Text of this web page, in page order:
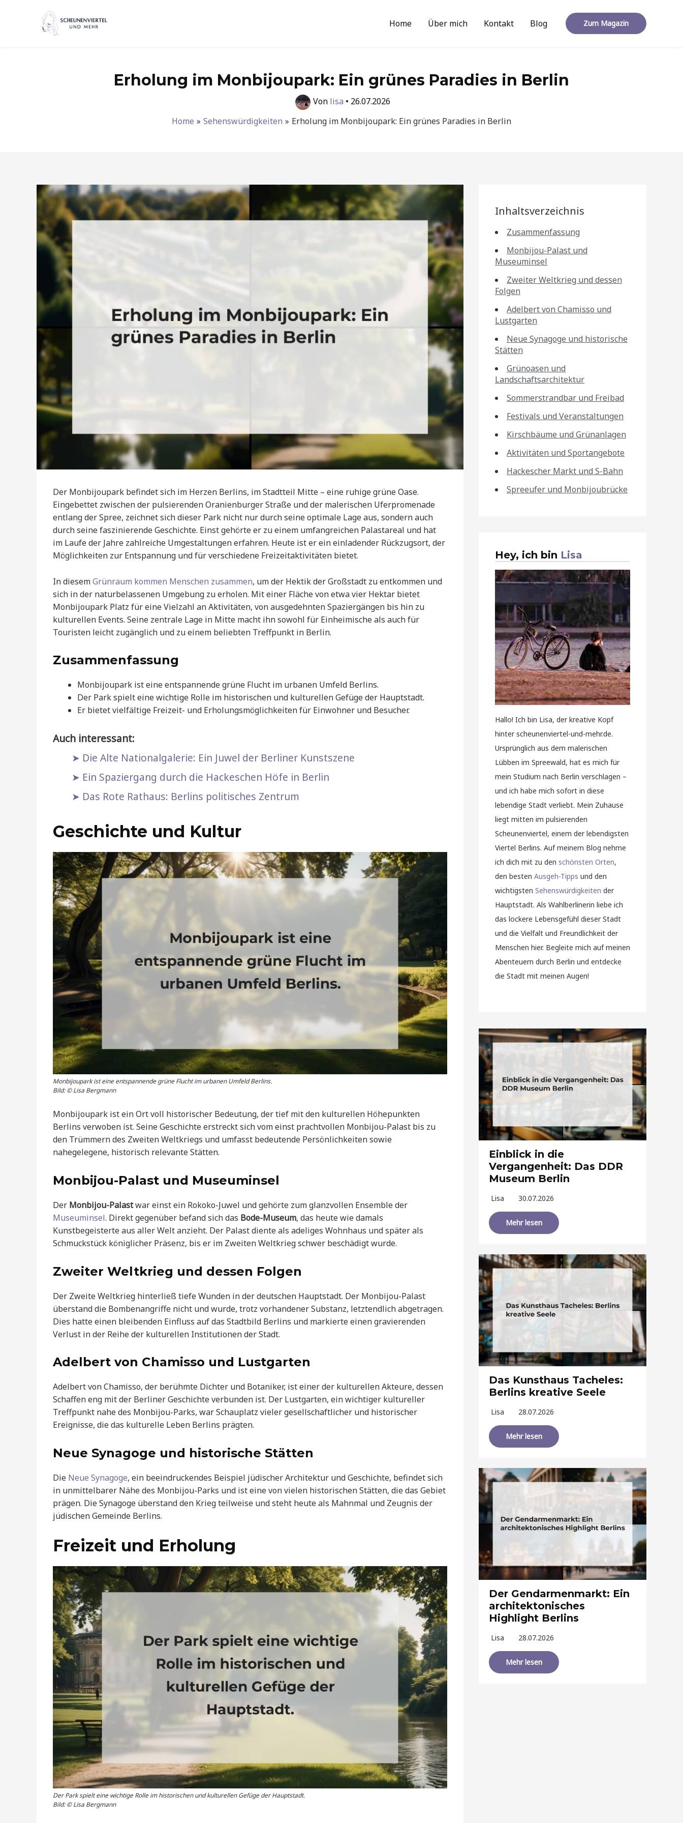
Home Über mich Kontakt Blog Zum Magazin
Erholung im Monbijoupark: Ein grünes Paradies in Berlin
Von lisa • 26.07.2026
Home
Sehenswürdigkeiten Erholung im Monbijoupark: Ein grünes Paradies in Berlin
Der Monbijoupark befindet sich im Herzen Berlins, im Stadtteil Mitte – eine ruhige grüne Oase.
Eingebettet zwischen der pulsierenden Oranienburger Straße und der malerischen Uferpromenade
entlang der Spree, zeichnet sich dieser Park nicht nur durch seine optimale Lage aus, sondern auch
durch seine faszinierende Geschichte. Einst gehörte er zu einem umfangreichen Palastareal und hat
im Laufe der Jahre zahlreiche Umgestaltungen erfahren. Heute ist er ein einladender Rückzugsort, der
Möglichkeiten zur Entspannung und für verschiedene Freizeitaktivitäten bietet.
In diesemGrünraum kommen Menschen zusammen, um der Hektik der Großstadt zu entkommen und
sich in der naturbelassenen Umgebung zu erholen. Mit einer Fläche von etwa vier Hektar bietet
Monbijoupark Platz für eine Vielzahl an Aktivitäten, von ausgedehnten Spaziergängen bis hin zu
kulturellen Events. Seine zentrale Lage in Mitte macht ihn sowohl für Einheimische als auch für
Touristen leicht zugänglich und zu einem beliebten Treffpunkt in Berlin.
Zusammenfassung
Monbijoupark ist eine entspannende grüne Flucht im urbanen Umfeld Berlins.
Der Park spielt eine wichtige Rolle im historischen und kulturellen Gefüge der Hauptstadt.
Er bietet vielfältige Freizeit- und Erholungsmöglichkeiten für Einwohner und Besucher.
Auch interessant:
Die Alte Nationalgalerie: Ein Juwel der Berliner Kunstszene
Ein Spaziergang durch die Hackeschen Höfe in Berlin
Das Rote Rathaus: Berlins politisches Zentrum
Geschichte und Kultur
Monbijoupark ist eine entspannende grüne Flucht im urbanen Umfeld Berlins.
Bild: © Lisa Bergmann
Monbijoupark ist ein Ort voll historischer Bedeutung, der tief mit den kulturellen Höhepunkten
Berlins verwoben ist. Seine Geschichte erstreckt sich vom einst prachtvollen Monbijou-Palast bis zu
den Trümmern des Zweiten Weltkriegs und umfasst bedeutende Persönlichkeiten sowie
nahegelegene, historisch relevante Stätten.
Monbijou-Palast und Museuminsel
Der Monbijou-Palastwar einst ein Rokoko-Juwel und gehörte zum glanzvollen Ensemble der
Museuminsel. Direkt gegenüber befand sich das Bode-Museum, das heute wie damals
Kunstbegeisterte aus aller Welt anzieht. Der Palast diente als adeliges Wohnhaus und später als
Schmuckstück königlicher Präsenz, bis er im Zweiten Weltkrieg schwer beschädigt wurde.
Zweiter Weltkrieg und dessen Folgen
Der Zweite Weltkrieg hinterließ tiefe Wunden in der deutschen Hauptstadt. Der Monbijou-Palast
überstand die Bombenangriffe nicht und wurde, trotz vorhandener Substanz, letztendlich abgetragen.
Dies hatte einen bleibenden Einfluss auf das Stadtbild Berlins und markierte einen gravierenden
Verlust in der Reihe der kulturellen Institutionen der Stadt.
Adelbert von Chamisso und Lustgarten
Adelbert von Chamisso, der berühmte Dichter und Botaniker, ist einer der kulturellen Akteure, dessen
Schaffen eng mit der Berliner Geschichte verbunden ist. Der Lustgarten, ein wichtiger kultureller
Treffpunkt nahe des Monbijou-Parks, war Schauplatz vieler gesellschaftlicher und historischer
Ereignisse, die das kulturelle Leben Berlins prägten.
Neue Synagoge und historische Stätten
Die Neue Synagoge, ein beeindruckendes Beispiel jüdischer Architektur und Geschichte, befindet sich
in unmittelbarer Nähe des Monbijou-Parks und ist eine von vielen historischen Stätten, die das Gebiet
prägen. Die Synagoge überstand den Krieg teilweise und steht heute als Mahnmal und Zeugnis der
jüdischen Gemeinde Berlins.
Freizeit und Erholung
Der Park spielt eine wichtige Rolle im historischen und kulturellen Gefüge der Hauptstadt.
Bild: © Lisa Bergmann
Inhaltsverzeichnis
Zusammenfassung
Monbijou-Palast und
Museuminsel
Zweiter Weltkrieg und dessen
Folgen
Adelbert von Chamisso und
Lustgarten
Neue Synagoge und historische
Stätten
Grünoasen und
Landschaftsarchitektur
Sommerstrandbar und Freibad
Festivals und Veranstaltungen
Kirschbäume und Grünanlagen
Aktivitäten und Sportangebote
Hackescher Markt und S-Bahn
Spreeufer und Monbijoubrücke
Hey, ich bin Lisa
Hallo! Ich bin Lisa, der kreative Kopf
hinter scheunenviertel-und-mehr.de.
Ursprünglich aus dem malerischen
Lübben im Spreewald, hat es mich für
mein Studium nach Berlin verschlagen –
und ich habe mich sofort in diese
lebendige Stadt verliebt. Mein Zuhause
liegt mitten im pulsierenden
Scheunenviertel, einem der lebendigsten
Viertel Berlins. Auf meinem Blog nehme
ich dich mit zu den schönsten Orten,
den besten Ausgeh-Tipps und den
wichtigsten Sehenswürdigkeiten der
Hauptstadt. Als Wahlberlinerin liebe ich
das lockere Lebensgefühl dieser Stadt
und die Vielfalt und Freundlichkeit der
Menschen hier. Begleite mich auf meinen
Abenteuern durch Berlin und entdecke
die Stadt mit meinen Augen!
Einblick in die
Vergangenheit: Das DDR
Museum Berlin
Lisa 30.07.2026
Mehr lesen
Das Kunsthaus Tacheles:
Berlins kreative Seele
Lisa 28.07.2026
Mehr lesen
Der Gendarmenmarkt: Ein
architektonisches
Highlight Berlins
Lisa 28.07.2026
Mehr lesen